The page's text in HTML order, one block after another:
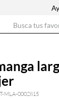
MLA-0002815